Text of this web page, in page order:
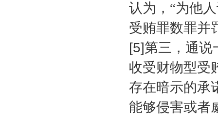
认为，“为他
受贿罪数罪并
[5]第三，通说
收受财物型受
存在暗示的承
能够侵害或者